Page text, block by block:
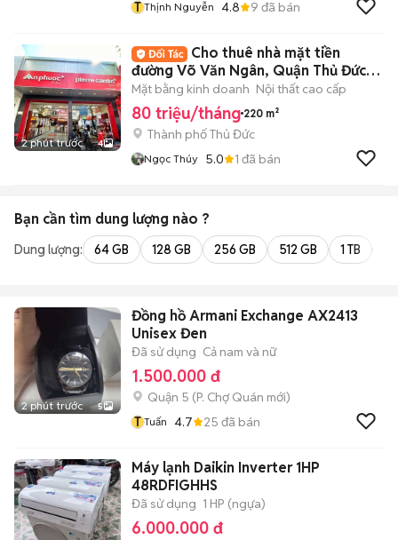
T Thịnh Nguyễn 4.8 9 đã bán
2 phút trước 4
Cho thuê nhà mặt tiền
đường Võ Văn Ngân, Quận Thủ Đức,
DT: 8x20m
Mặt bằng kinh doanh Nội thất cao cấp
80 triệu/tháng 220 m²
Thành phố Thủ Đức
Ngọc Thúy 5.0 1 đã bán
Bạn cần tìm dung lượng nào ?
Dung lượng: 64 GB 128 GB 256 GB 512 GB 1 TB
2 phút trước 5
Đồng hồ Armani Exchange AX2413
Unisex Đen
Đã sử dụng Cả nam và nữ
1.500.000 đ
Quận 5 (P. Chợ Quán mới)
T Tuấn 4.7 25 đã bán
Máy lạnh Daikin Inverter 1HP
48RDFIGHHS
Đã sử dụng 1 HP (ngựa)
6.000.000 đ